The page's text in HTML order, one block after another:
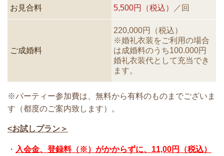
お見合料 5,500円（税込） ／回
ご成婚料
220,000円（税込）
※婚礼衣装をご利用の場合
は成婚料のうち100.000円
婚礼衣装代として充当でき
ます。
※パーティー参加費は、無料から有料のものまでございま
す（都度のご案内致します）。
<お試しプラン＞
・ 入会金、登録料（※）がかからずに、11,00円（税込）